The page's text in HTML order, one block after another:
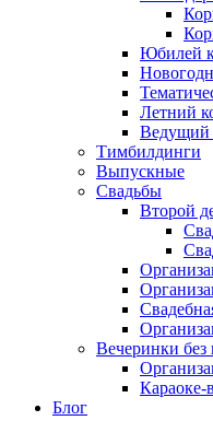
Юбилей
Летний
Ведущий
Тимбилдинги
Выпускные
Свадьбы
Второй
Вечеринки без
Караоке-
Блог